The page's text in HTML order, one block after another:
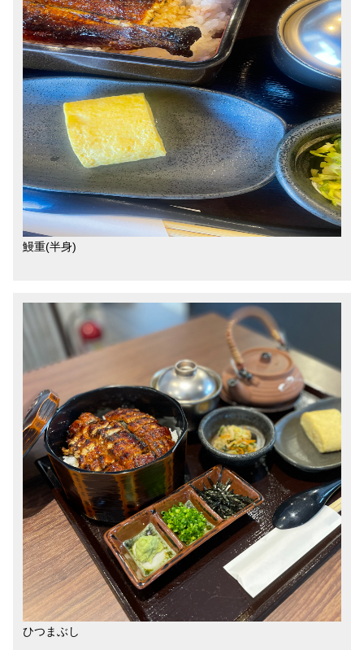
鰻重(半身)
ひつまぶし